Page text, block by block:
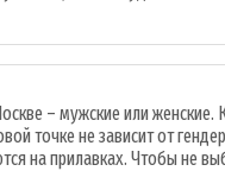
– мужские или женские.
точке не зависит от
на прилавках. Чтобы не